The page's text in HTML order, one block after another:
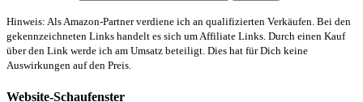
Hinweis: Als Amazon-Partner verdiene ich an qualifizierten Verkäufen. Bei den
gekennzeichneten Links handelt es sich um Affiliate Links. Durch einen Kauf
über den Link werde ich am Umsatz beteiligt. Dies hat für Dich keine
Auswirkungen auf den Preis.
Website-Schaufenster